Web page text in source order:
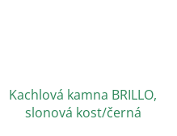
Kachlová kamna BRILLO,
slonová kost/černá